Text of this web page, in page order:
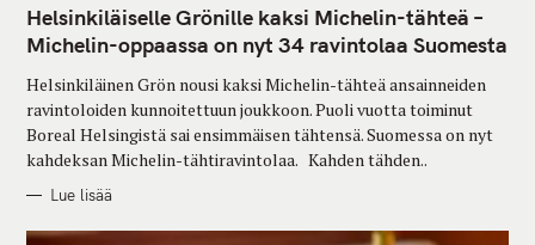
T
E
G
O
I
E
S
Helsinkiläiselle Grönille kaksi Michelin-tähteä –
Michelin-oppaassa on nyt 34 ravintolaa Suomesta
Helsinkiläinen Grön nousi kaksi Michelin-tähteä ansainneiden
ravintoloiden kunnoitettuun joukkoon. Puoli vuotta toiminut
Boreal Helsingistä sai ensimmäisen tähtensä. Suomessa on nyt
kahdeksan Michelin-tähtiravintolaa. Kahden tähden..
Lue lisää